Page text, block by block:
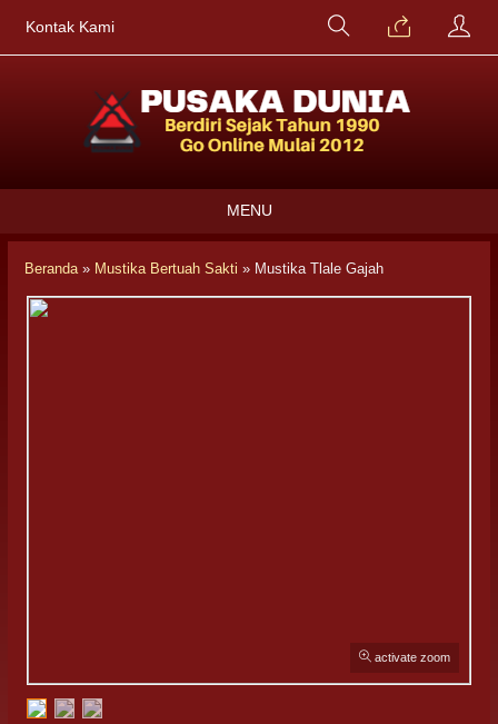
Kontak Kami
MENU
Beranda» Mustika Bertuah Sakti » Mustika Tlale Gajah
activate zoom